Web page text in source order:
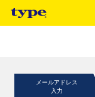
メールアドレス
入力